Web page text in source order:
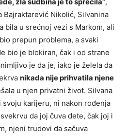
Bajraktarević Nikolić, Silvanina
bila u srećnoj vezi s Markom, ali
prepun problema, a svaki
bio je blokiran, čak i od strane
je da je, iako je želela da
nikada nije prihvatila njene
u njen privatni život. Silvana
svoju karijeru, ni nakon rođenja
da joj čuva dete, čak joj i
njeni trudovi da sačuva